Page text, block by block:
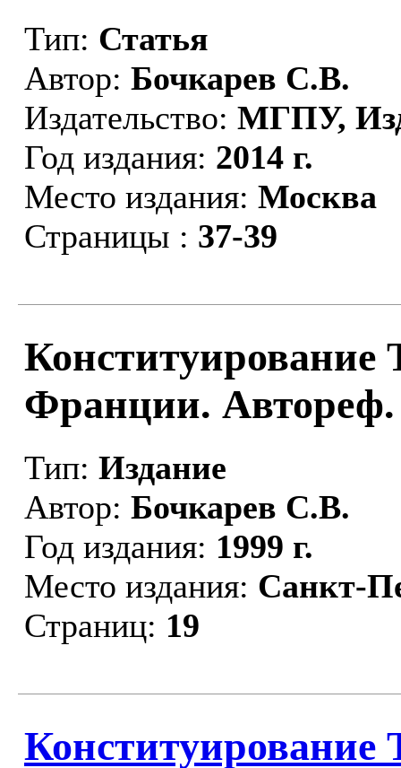
Тип: Статья
Автор: Бочкарев С.В.
Издательство: МГПУ,
Год издания: 2014 г.
Место издания: Москва
Страницы : 37-39
Конституирование
Франции. Автореф.
Тип: Издание
Автор: Бочкарев С.В.
Год издания: 1999 г.
Место издания: Санкт-
Страниц: 19
Конституирование